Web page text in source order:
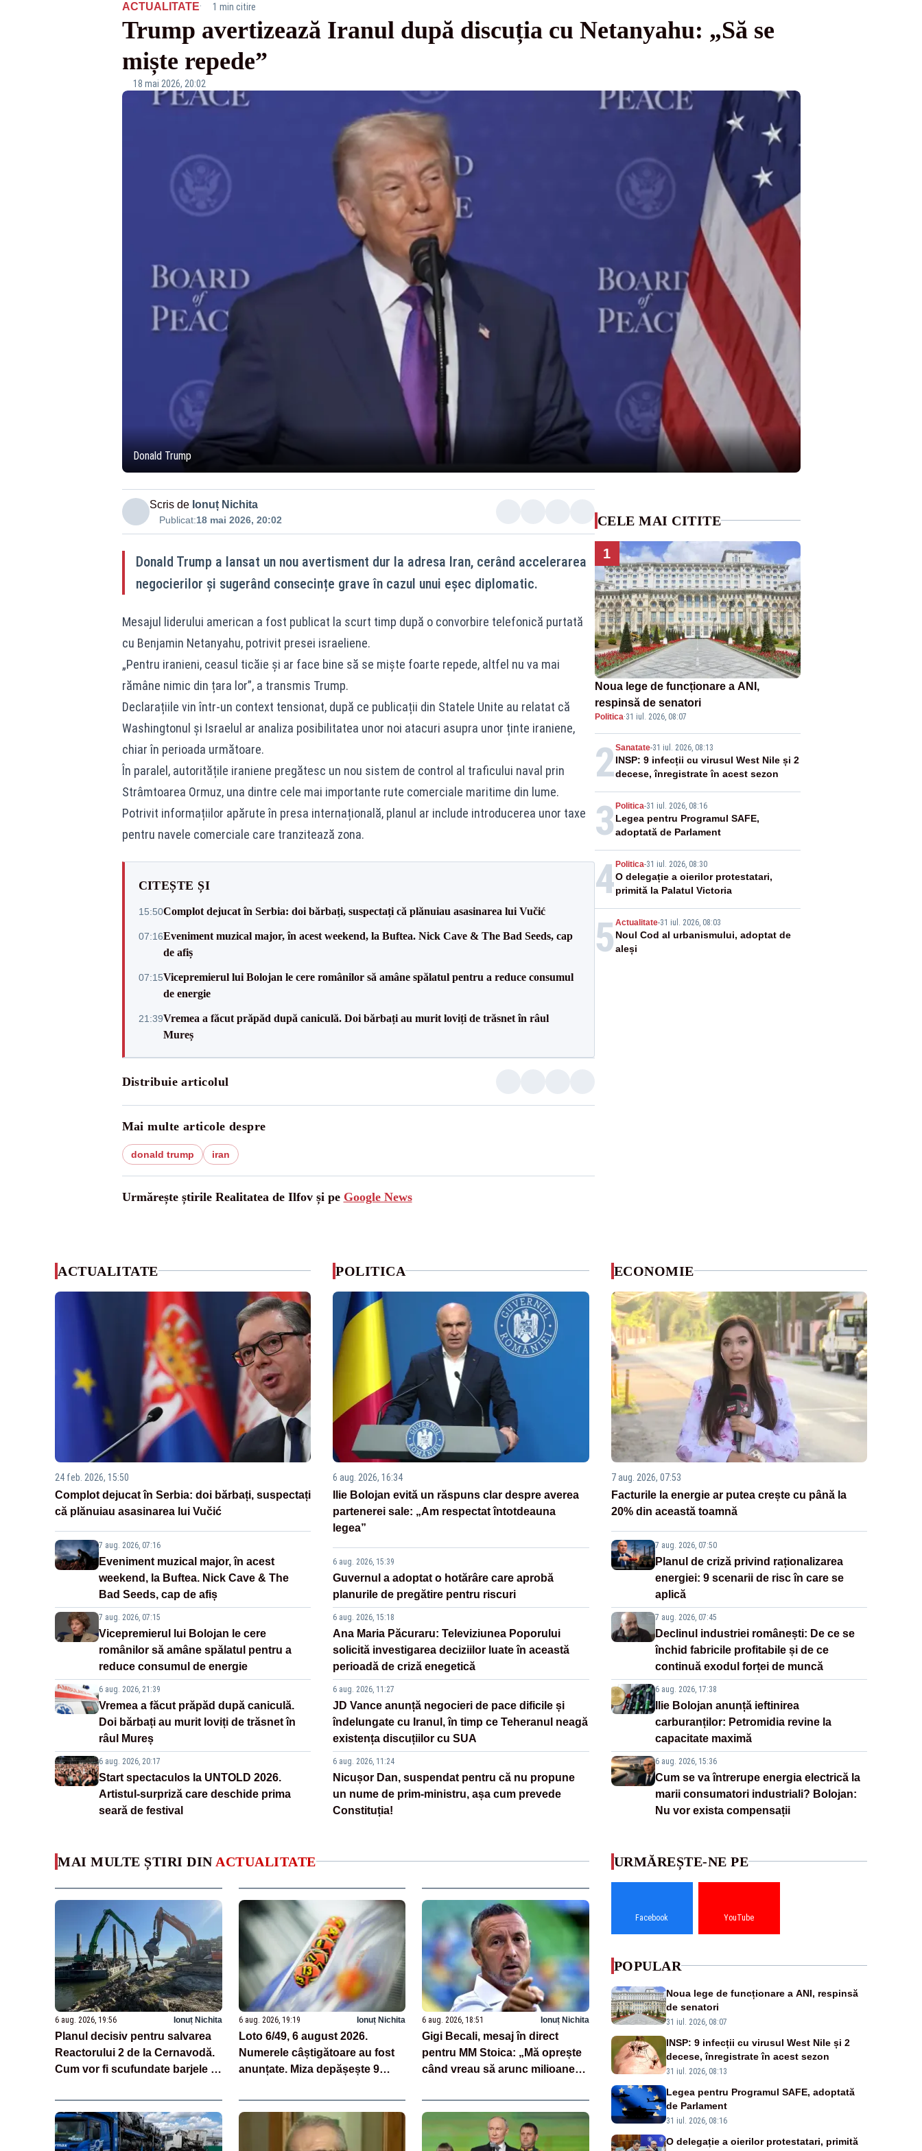
ACTUALITATE· 1 min citire
Trump avertizează Iranul după discuția cu Netanyahu: „Să se
miște repede”
18 mai 2026, 20:02
Donald Trump
Scris de Ionuț Nichita
Publicat:18 mai 2026, 20:02
Donald Trump a lansat un nou avertisment dur la adresa Iran, cerând accelerarea
negocierilor și sugerând consecințe grave în cazul unui eșec diplomatic.
Mesajul liderului american a fost publicat la scurt timp după o convorbire telefonică purtată
cu Benjamin Netanyahu, potrivit presei israeliene.
„Pentru iranieni, ceasul ticăie și ar face bine să se miște foarte repede, altfel nu va mai
rămâne nimic din țara lor”, a transmis Trump.
Declarațiile vin într-un context tensionat, după ce publicații din Statele Unite au relatat că
Washingtonul și Israelul ar analiza posibilitatea unor noi atacuri asupra unor ținte iraniene,
chiar în perioada următoare.
În paralel, autoritățile iraniene pregătesc un nou sistem de control al traficului naval prin
Strâmtoarea Ormuz, una dintre cele mai importante rute comerciale maritime din lume.
Potrivit informațiilor apărute în presa internațională, planul ar include introducerea unor taxe
pentru navele comerciale care tranzitează zona.
CITEȘTE ȘI
15:50Complot dejucat în Serbia: doi bărbați, suspectați că plănuiau asasinarea lui Vučić
07:16Eveniment muzical major, în acest weekend, la Buftea. Nick Cave & The Bad Seeds, cap
de afiș
07:15Vicepremierul lui Bolojan le cere românilor să amâne spălatul pentru a reduce consumul
de energie
21:39Vremea a făcut prăpăd după caniculă. Doi bărbați au murit loviți de trăsnet în râul
Mureș
Distribuie articolul
Mai multe articole despre
donald trump iran
Urmărește știrile Realitatea de Ilfov și pe Google News
CELE MAI CITITE
1
Noua lege de funcționare a ANI,
respinsă de senatori
Politica·31 iul. 2026, 08:07
2Sanatate-31 iul. 2026, 08:13
INSP: 9 infecții cu virusul West Nile și 2
decese, înregistrate în acest sezon
3 Politica-31 iul. 2026, 08:16
Legea pentru Programul SAFE,
adoptată de Parlament
4Politica-31 iul. 2026, 08:30
O delegație a oierilor protestatari,
primită la Palatul Victoria
5 Actualitate-31 iul. 2026, 08:03
Noul Cod al urbanismului, adoptat de
aleși
ACTUALITATE
24 feb. 2026, 15:50
Complot dejucat în Serbia: doi bărbați, suspectați
că plănuiau asasinarea lui Vučić
7 aug. 2026, 07:16
Eveniment muzical major, în acest
weekend, la Buftea. Nick Cave & The
Bad Seeds, cap de afiș
7 aug. 2026, 07:15
Vicepremierul lui Bolojan le cere
românilor să amâne spălatul pentru a
reduce consumul de energie
6 aug. 2026, 21:39
Vremea a făcut prăpăd după caniculă.
Doi bărbați au murit loviți de trăsnet în
râul Mureș
6 aug. 2026, 20:17
Start spectaculos la UNTOLD 2026.
Artistul-surpriză care deschide prima
seară de festival
POLITICA
6 aug. 2026, 16:34
Ilie Bolojan evită un răspuns clar despre averea
partenerei sale: „Am respectat întotdeauna
legea”
6 aug. 2026, 15:39
Guvernul a adoptat o hotărâre care aprobă
planurile de pregătire pentru riscuri
6 aug. 2026, 15:18
Ana Maria Păcuraru: Televiziunea Poporului
solicită investigarea deciziilor luate în această
perioadă de criză enegetică
6 aug. 2026, 11:27
JD Vance anunță negocieri de pace dificile și
îndelungate cu Iranul, în timp ce Teheranul neagă
existența discuțiilor cu SUA
6 aug. 2026, 11:24
Nicușor Dan, suspendat pentru că nu propune
un nume de prim-ministru, așa cum prevede
Constituția!
ECONOMIE
7 aug. 2026, 07:53
Facturile la energie ar putea crește cu până la
20% din această toamnă
7 aug. 2026, 07:50
Planul de criză privind raționalizarea
energiei: 9 scenarii de risc în care se
aplică
7 aug. 2026, 07:45
Declinul industriei românești: De ce se
închid fabricile profitabile și de ce
continuă exodul forței de muncă
6 aug. 2026, 17:38
Ilie Bolojan anunță ieftinirea
carburanților: Petromidia revine la
capacitate maximă
6 aug. 2026, 15:36
Cum se va întrerupe energia electrică la
marii consumatori industriali? Bolojan:
Nu vor exista compensații
MAI MULTE ȘTIRI DIN ACTUALITATE
6 aug. 2026, 19:56 Ionuț Nichita
Planul decisiv pentru salvarea
Reactorului 2 de la Cernavodă.
Cum vor fi scufundate barjele în
6 aug. 2026, 19:19 Ionuț Nichita
Loto 6/49, 6 august 2026.
Numerele câștigătoare au fost
anunțate. Miza depășește 9
6 aug. 2026, 18:51 Ionuț Nichita
Gigi Becali, mesaj în direct
pentru MM Stoica: „Mă oprește
când vreau să arunc milioane
URMĂREȘTE-NE PE
Facebook YouTube
POPULAR
Noua lege de funcționare a ANI, respinsă
de senatori
31 iul. 2026, 08:07
INSP: 9 infecții cu virusul West Nile și 2
decese, înregistrate în acest sezon
31 iul. 2026, 08:13
Legea pentru Programul SAFE, adoptată
de Parlament
31 iul. 2026, 08:16
O delegație a oierilor protestatari, primită